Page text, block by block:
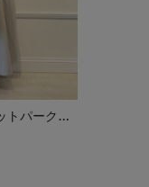
イネド三井アウトレットパーク多摩南大沢店